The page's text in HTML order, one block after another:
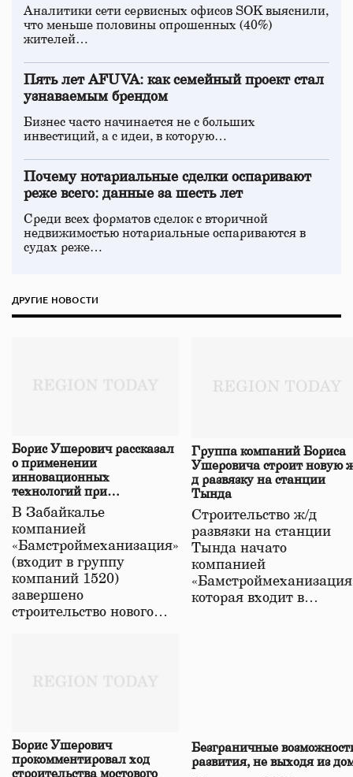
Аналитики сети сервисных офисов SOK выяснили,
что меньше половины опрошенных (40%)
жителей…
Пять лет AFUVA: как семейный проект стал
узнаваемым брендом
Бизнес часто начинается не с больших
инвестиций, а с идеи, в которую…
Почему нотариальные сделки оспаривают
реже всего: данные за шесть лет
Среди всех форматов сделок с вторичной
недвижимостью нотариальные оспариваются в
судах реже…
ДРУГИЕ НОВОСТИ
Борис Ушерович рассказал
о применении
инновационных
технологий при
строительстве нового моста
в Забайкалье
В Забайкалье
компанией
«Бамстроймеханизация»
(входит в группу
компаний 1520)
завершено
строительство нового…
Группа компаний Бориса
Ушеровича строит новую
д развязку на станции
Тында
Строительство ж/д
развязки на станции
Тында начато
компанией
которая входит в…
Борис Ушерович
прокомментировал ход
строительства мостового
Безграничные
развития, не выходя из